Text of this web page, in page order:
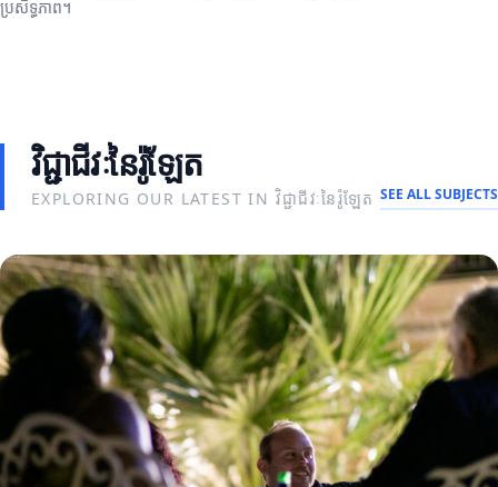
ប្រសិទ្ធភាព។
វិជ្ជាជីវៈនៃរ៉ូឡែត
EXPLORING OUR LATEST IN វិជ្ជាជីវៈនៃរ៉ូឡែត SEE ALL SUBJECTS